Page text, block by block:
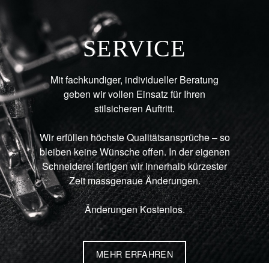
SERVICE
Mit fachkundiger, individueller Beratung
geben wir vollen Einsatz für Ihren
stilsicheren Auftritt.
Wir erfüllen höchste Qualitätsansprüche – so
bleiben keine Wünsche offen. In der eigenen
Schneiderei fertigen wir innerhalb kürzester
Zeit massgenaue Änderungen.
Änderungen Kostenlos.
MEHR ERFAHREN